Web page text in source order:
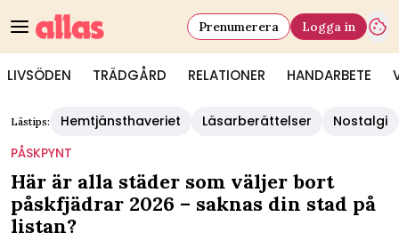
LIVSÖDEN TRÄDGÅRD RELATIONER HANDARBETE
Prenumerera Logga in
Lästips: Hemtjänsthaveriet Läsarberättelser
Nostalgi
PÅSKPYNT
Här är alla städer som väljer bort
påskfjädrar 2026 – saknas din stad på
listan?